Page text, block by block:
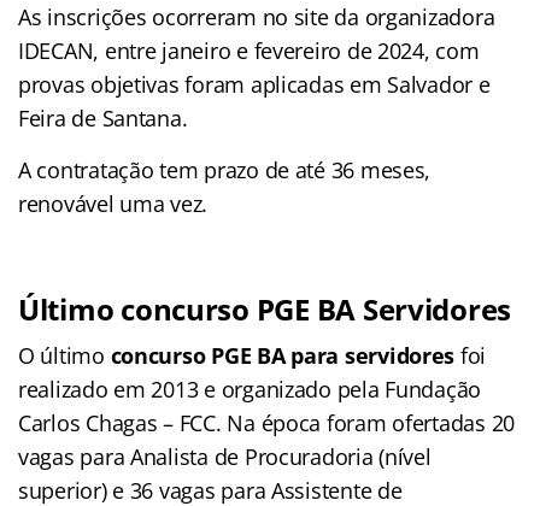
As inscrições ocorreram no site da organizadora
IDECAN, entre janeiro e fevereiro de 2024, com
provas objetivas foram aplicadas em Salvador e
Feira de Santana.
A contratação tem prazo de até 36 meses,
renovável uma vez.
Último concurso PGE BA Servidores
O último concurso PGE BA para servidores foi
realizado em 2013 e organizado pela Fundação
Carlos Chagas – FCC. Na época foram ofertadas 20
vagas para Analista de Procuradoria (nível
superior) e 36 vagas para Assistente de